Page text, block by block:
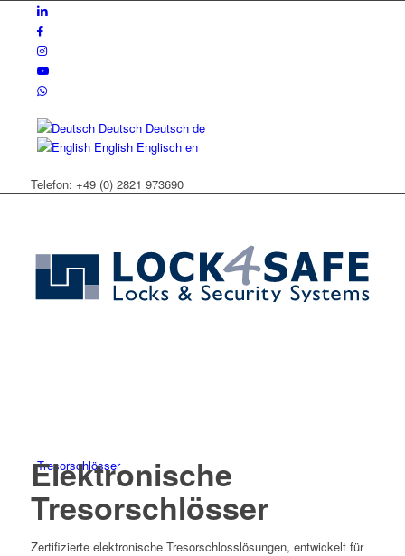
Deutsch Deutsch de
English Englisch en
Telefon: +49 (0) 2821 973690
Tresorschlösser
Elektronische
Tresorschlösser
Zertifizierte elektronische Tresorschlosslösungen, entwickelt für